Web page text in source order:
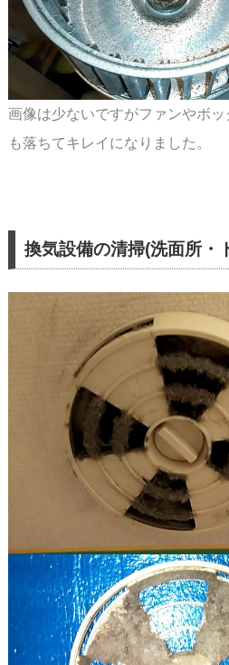
画像は少ないですがファンやボ
も落ちてキレイになりました。
換気設備の清掃(洗面所・